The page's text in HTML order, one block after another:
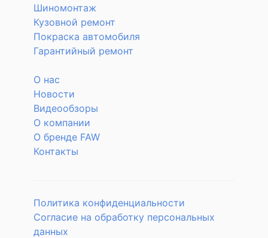
Шиномонтаж
Кузовной ремонт
Покраска автомобиля
Гарантийный ремонт
О нас
Новости
Видеообзоры
О компании
О бренде FAW
Контакты
Политика конфиденциальности
Согласие на обработку персональных
данных